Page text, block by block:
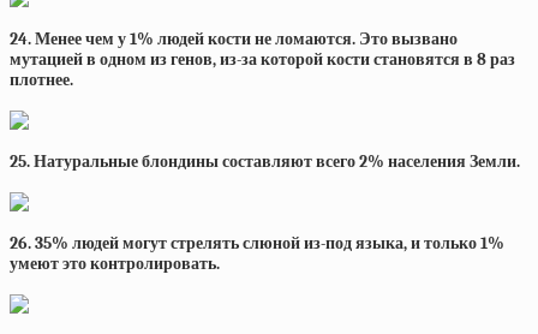
24. Менее чем у 1% людей кости не ломаются. Это вызвано
мутацией в одном из генов, из-за которой кости становятся в 8 раз
плотнее.
25. Натуральные блондины составляют всего 2% населения Земли.
26. 35% людей могут стрелять слюной из-под языка, и только 1%
умеют это контролировать.